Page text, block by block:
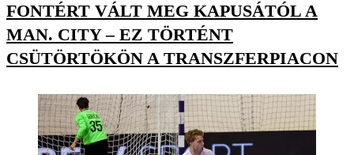
FONTÉRT VÁLT MEG KAPUSÁTÓL A
MAN. CITY – EZ TÖRTÉNT
CSÜTÖRTÖKÖN A TRANSZFERPIACON